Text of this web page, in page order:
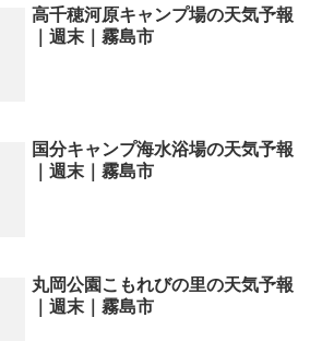
高千穂河原キャンプ場の天気予報
｜週末｜霧島市
国分キャンプ海水浴場の天気予報
｜週末｜霧島市
丸岡公園こもれびの里の天気予報
｜週末｜霧島市